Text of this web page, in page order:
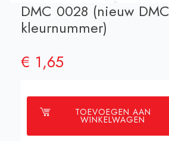
DMC 0028 (nieuw DMC
kleurnummer)
€ 1,65
TOEVOEGEN AAN
WINKELWAGEN